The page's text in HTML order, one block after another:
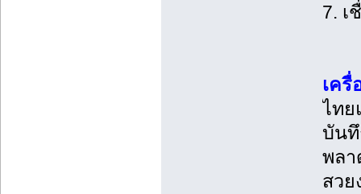
7. เ
เครื่
ไทย
บันทึ
พลา
สวย